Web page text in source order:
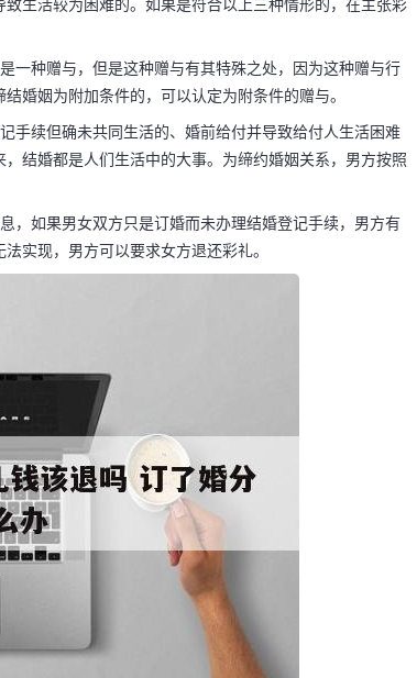
生活较为困难的。如果是符合以上三种情形的，在主张彩
一种赠与，但是这种赠与有其特殊之处，因为这种赠与行
婚姻为附加条件的，可以认定为附条件的赠与。
手续但确未共同生活的、婚前给付并导致给付人生活困难
结婚都是人们生活中的大事。为缔约婚姻关系，男方按照
，如果男女双方只是订婚而未办理结婚登记手续，男方有
实现，男方可以要求女方退还彩礼。
订了
么办
要回来。彩礼可
方没有领取结
起共同居住